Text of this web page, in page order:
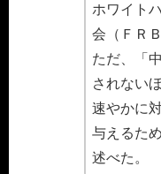
ホワイト
会（ＦＲ
ただ、「
されない
速やかに
与えるた
述べた。